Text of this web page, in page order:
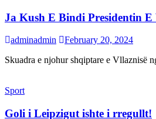
Ja Kush E Bindi Presidentin
adminadmin
February 20, 2024
Skuadra e njohur shqiptare e Vllaznisë
Sport
Goli i Leipzigut ishte i rregullt!